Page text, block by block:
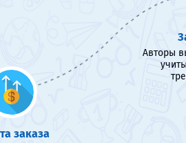
заказа
Авторы